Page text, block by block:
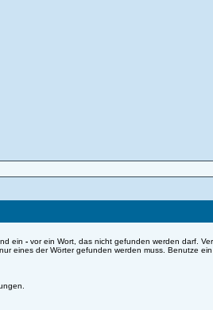
ein- vor ein Wort, das nicht gefunden werden darf.
eines der Wörter gefunden werden muss. Benutze